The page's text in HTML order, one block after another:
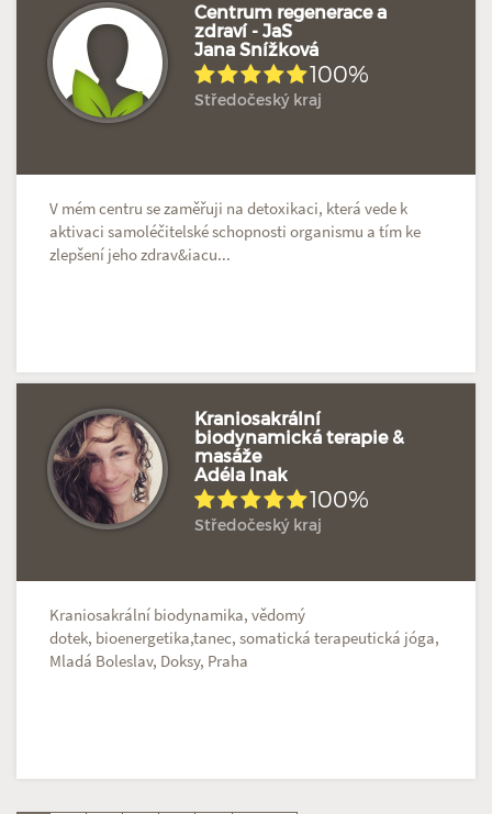
Centrum regenerace a
zdraví - JaS
Jana Snížková
100%
Středočeský kraj
V mém centru se zaměřuji na detoxikaci, která vede k
aktivaci samoléčitelské schopnosti organismu a tím ke
zlepšení jeho zdrav&iacu...
Kraniosakrální
biodynamická terapie &
masáže
Adéla Inak
100%
Středočeský kraj
Kraniosakrální biodynamika, vědomý
dotek, bioenergetika,tanec, somatická terapeutická jóga,
Mladá Boleslav, Doksy, Praha